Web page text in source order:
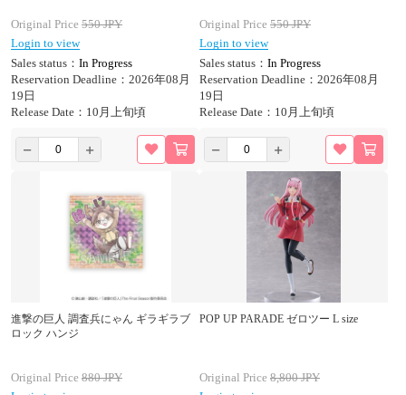
Original Price 550JPY
Login to view
Sales status： In Progress
Reservation Deadline：2026年08月
19日
Release Date：10月上旬頃
Original Price 550JPY
Login to view
Sales status： In Progress
Reservation Deadline：2026年08月
19日
Release Date：10月上旬頃
進撃の巨人 調査兵にゃん ギラギラブ
ロック ハンジ
Original Price 880JPY
POP UP PARADE ゼロツー L size
Original Price 8,800JPY